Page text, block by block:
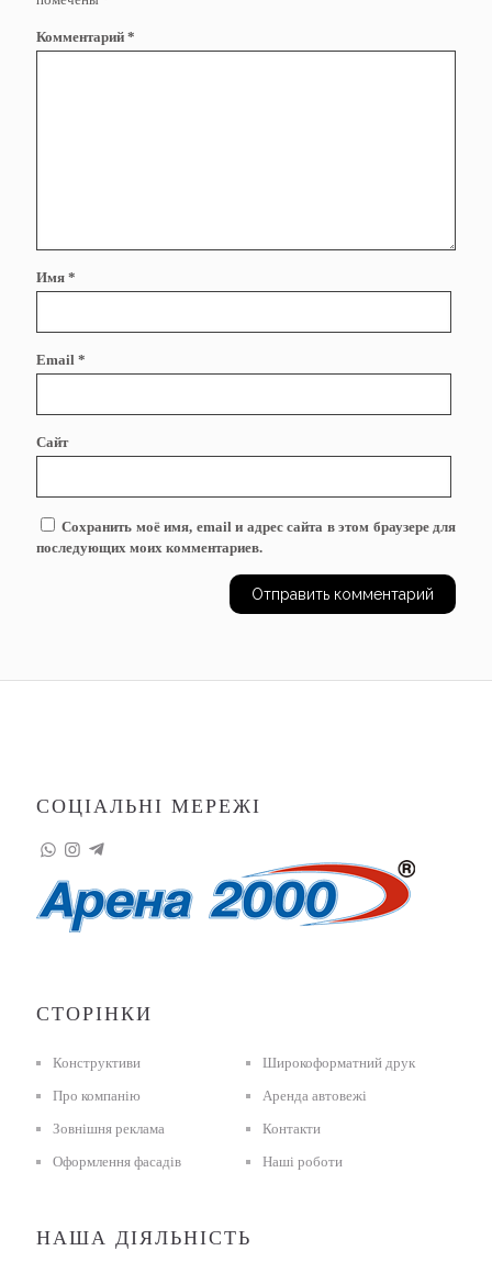
Комментарий *
Имя *
Email *
Сайт
Сохранить моё имя, email и адрес сайта в этом браузере для
последующих моих комментариев.
СОЦІАЛЬНІ МЕРЕЖІ
СТОРІНКИ
Конструктиви
Про компанію
Зовнішня реклама
Оформлення фасадів
Широкоформатний друк
Аренда автовежі
Контакти
Наші роботи
НАША ДІЯЛЬНІСТЬ